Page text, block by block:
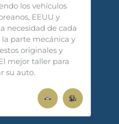
los vehículos
EEUU y
necesidad de cada
parte mecánica y
originales y
mejor taller para
su auto.